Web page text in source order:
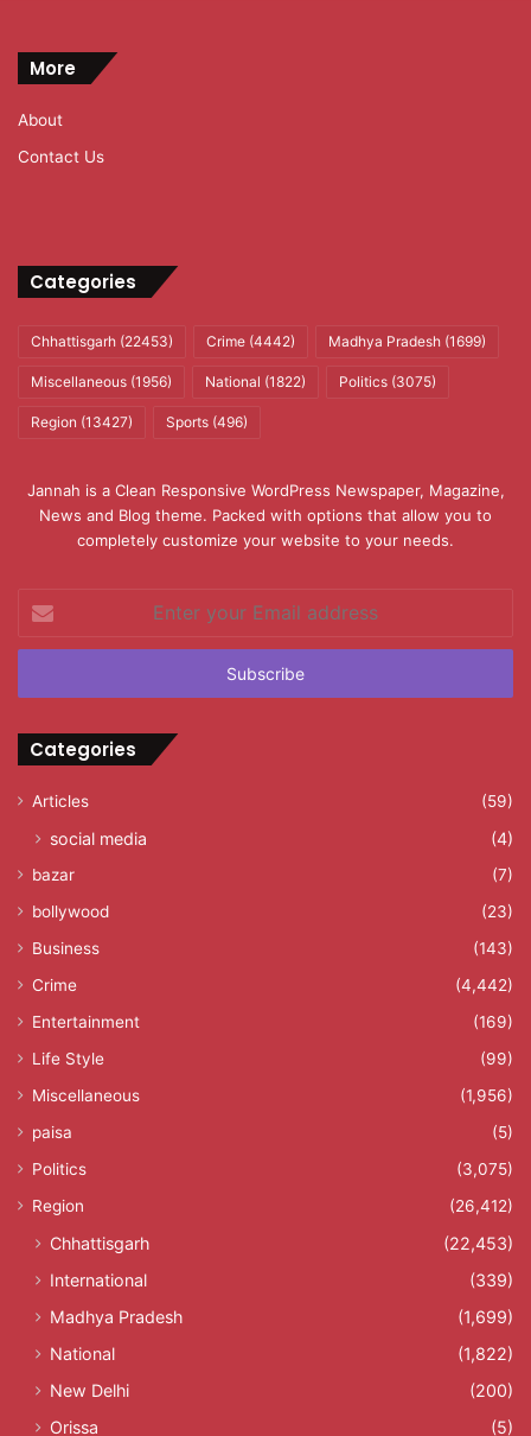
More
About
Contact Us
Categories
Chhattisgarh (22453) Crime (4442) Madhya Pradesh (1699)
Miscellaneous (1956) National (1822) Politics (3075)
Region (13427) Sports (496)
Jannah is a Clean Responsive WordPress Newspaper, Magazine,
News and Blog theme. Packed with options that allow you to
completely customize your website to your needs.
your
Email
Categories
Articles (59)
social media (4)
bazar
(7)
bollywood
(23)
Business
(143)
Crime
(4,442)
Entertainment
(169)
Life Style
(99)
Miscellaneous
(1,956)
paisa
(5)
Politics
(3,075)
Region
(26,412)
Chhattisgarh
(22,453)
International
(339)
Madhya Pradesh
(1,699)
National
(1,822)
New Delhi
(200)
Orissa
(5)